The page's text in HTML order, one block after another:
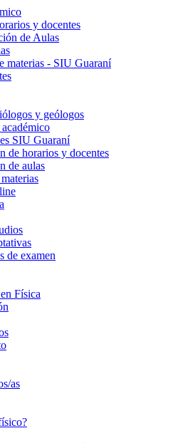
y docentes
de Aulas
materias - SIU Guaraní
y geólogos
SIU Guaraní
de horarios y docentes
de aulas
de examen
Física
as